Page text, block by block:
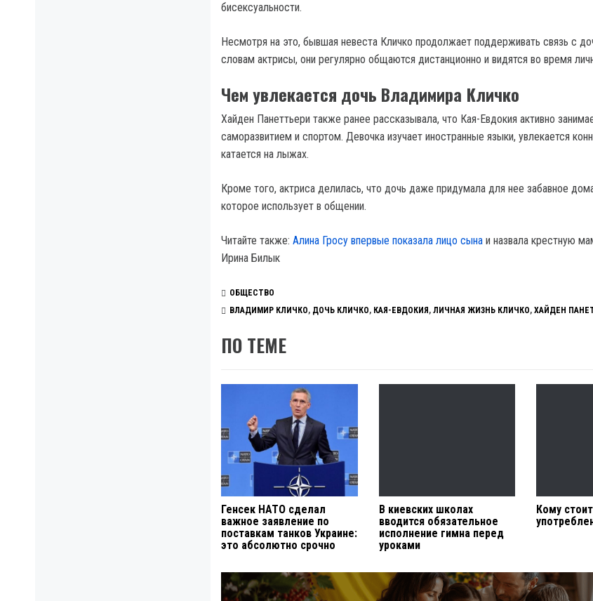
бисексуальности.
Несмотря на это, бывшая невеста Кличко продолжает поддерживать связь с
словам актрисы, они регулярно общаются дистанционно и видятся во время
Чем увлекается дочь Владимира Кличко
Хайден Панеттьери также ранее рассказывала, что Кая-Евдокия активно
саморазвитием и спортом. Девочка изучает иностранные языки, увлекается
катается на лыжах.
Кроме того, актриса делилась, что дочь даже придумала для нее забавное
которое использует в общении.
Читайте также: Алина Гросу впервые показала лицо сына и назвала крестную
Ирина Билык
ОБЩЕСТВО
ВЛАДИМИР КЛИЧКО, ДОЧЬ КЛИЧКО, КАЯ-ЕВДОКИЯ , ЛИЧНАЯ ЖИЗНЬ КЛИЧКО, ХАЙДЕН
ПО ТЕМЕ
Генсек НАТО сделал
важное заявление по
поставкам танков Украине:
это абсолютно срочно
В киевских школах
вводится обязательное
исполнение гимна перед
уроками
Кому
Навигация